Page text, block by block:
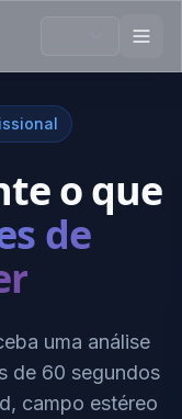
o que
de
uma análise
de 60 segundos
campo estéreo